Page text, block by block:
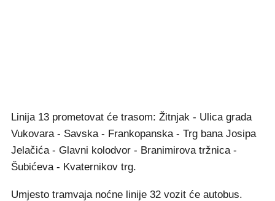
Linija 13 prometovat će trasom: Žitnjak - Ulica grada
Vukovara - Savska - Frankopanska - Trg bana Josipa
Jelačića - Glavni kolodvor - Branimirova tržnica -
Šubićeva - Kvaternikov trg.
Umjesto tramvaja noćne linije 32 vozit će autobus.